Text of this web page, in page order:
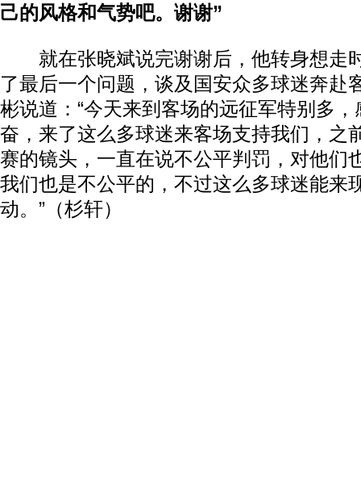
己的风格和气势吧。谢谢”
就在张晓斌说完谢谢后，他转身想走
了最后一个问题，谈及国安众多球迷奔赴
彬说道：“今天来到客场的远征军特别多
奋，来了这么多球迷来客场支持我们，之
赛的镜头，一直在说不公平判罚，对他们
我们也是不公平的，不过这么多球迷能来
动。”（杉轩）